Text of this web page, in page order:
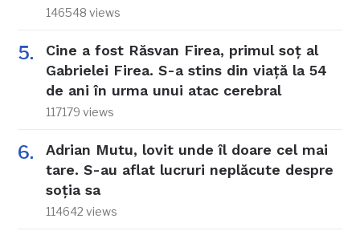
146548 views
Cine a fost Răsvan Firea, primul soț al
Gabrielei Firea. S-a stins din viață la 54
de ani în urma unui atac cerebral
117179 views
Adrian Mutu, lovit unde îl doare cel mai
tare. S-au aflat lucruri neplăcute despre
soția sa
114642 views